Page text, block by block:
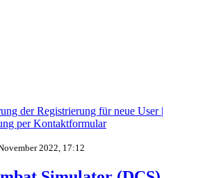
der Registrierung für neue User |
per Kontaktformular
2022, 17:12